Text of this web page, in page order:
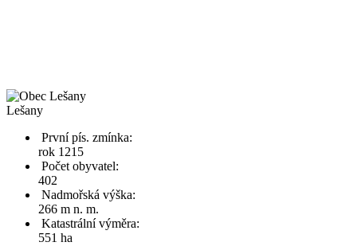
Lešany
První pís. zmínka:
rok 1215
Počet obyvatel:
402
Nadmořská výška:
266 m n. m.
Katastrální výměra:
551 ha